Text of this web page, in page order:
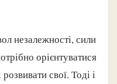
незалежності, сили
орієнтуватися
свої. Тоді і